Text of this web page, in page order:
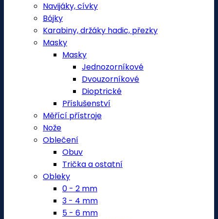
Navijáky, cívky
Bójky
Karabiny, držáky hadic, přezky
Masky
Masky
Jednozorníkové
Dvouzorníkové
Dioptrické
Příslušenství
Měřící přístroje
Nože
Oblečení
Obuv
Trička a ostatní
Obleky
0 - 2 mm
3 - 4 mm
5 - 6 mm